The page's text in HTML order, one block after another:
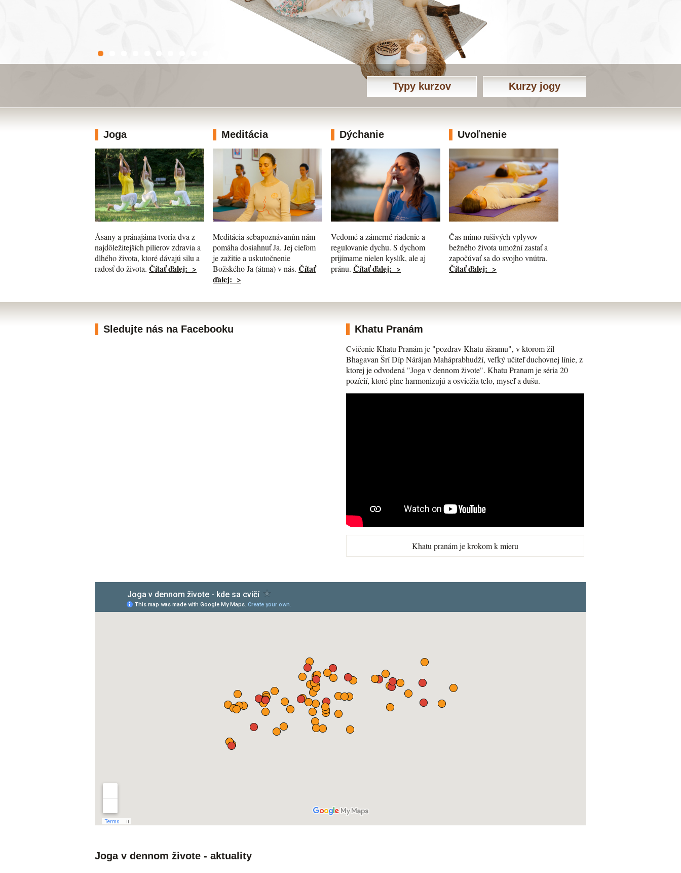
Typy kurzov Kurzy jogy
Joga
Ásany a pránajáma tvoria dva z
najdôležitejších pilierov zdravia a
dlhého života, ktoré dávajú silu a
radosť do života. Čítať ďalej: >
Meditácia
Meditácia sebapoznávaním nám
pomáha dosiahnuť Ja. Jej cieľom
je zažitie a uskutočnenie
Božského Ja (átma) v nás. Čítať
ďalej: >
Dýchanie
Vedomé a zámerné riadenie a
regulovanie dychu. S dychom
prijímame nielen kyslík, ale aj
pránu. Čítať ďalej: >
Uvoľnenie
Čas mimo rušivých vplyvov
bežného života umožní zastať a
započúvať sa do svojho vnútra.
Čítať ďalej: >
Sledujte nás na Facebooku Khatu Pranám
Cvičenie Khatu Pranám je "pozdrav Khatu ášramu", v ktorom žil
Bhagavan Šrí Díp Nárájan Maháprabhudží, veľký učiteľ duchovnej línie, z
ktorej je odvodená "Joga v dennom živote". Khatu Pranam je séria 20
pozícií, ktoré plne harmonizujú a osviežia telo, myseľ a dušu.
Khatu pranám je krokom k mieru
Joga v dennom živote - aktuality